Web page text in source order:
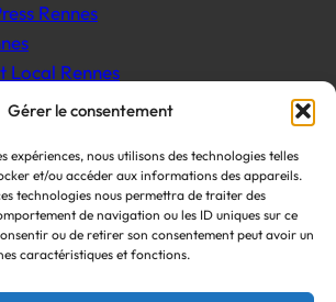
Gérer le consentement
expériences, nous utilisons des technologies telles
et/ou accéder aux informations des appareils.
technologies nous permettra de traiter des
de navigation ou les ID uniques sur ce
ou de retirer son consentement peut avoir un
caractéristiques et fonctions.
Rennes
Local Rennes
 
